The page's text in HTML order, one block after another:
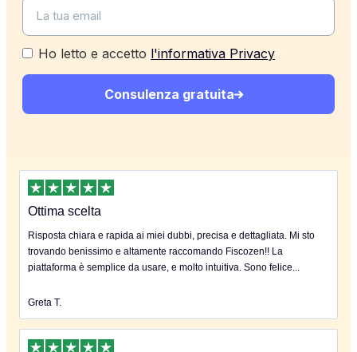
Ho letto e accetto l'informativa Privacy
Consulenza gratuita
Ottima scelta
Risposta chiara e rapida ai miei dubbi, precisa e dettagliata. Mi sto
trovando benissimo e altamente raccomando Fiscozen!! La
piattaforma è semplice da usare, e molto intuitiva. Sono felice...
Greta T.